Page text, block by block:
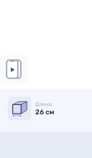
Длина
26 см